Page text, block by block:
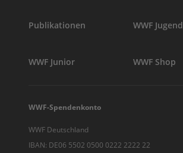
Publikationen WWF Jugend
WWF Junior WWF Shop
WWF-Spendenkonto
WWF Deutschland
IBAN: DE06 5502 0500 0222 2222 22